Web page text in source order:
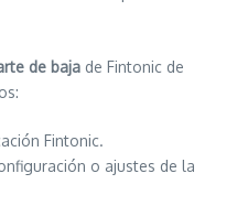
de baja de Fintonic de
Fintonic.
o ajustes de la